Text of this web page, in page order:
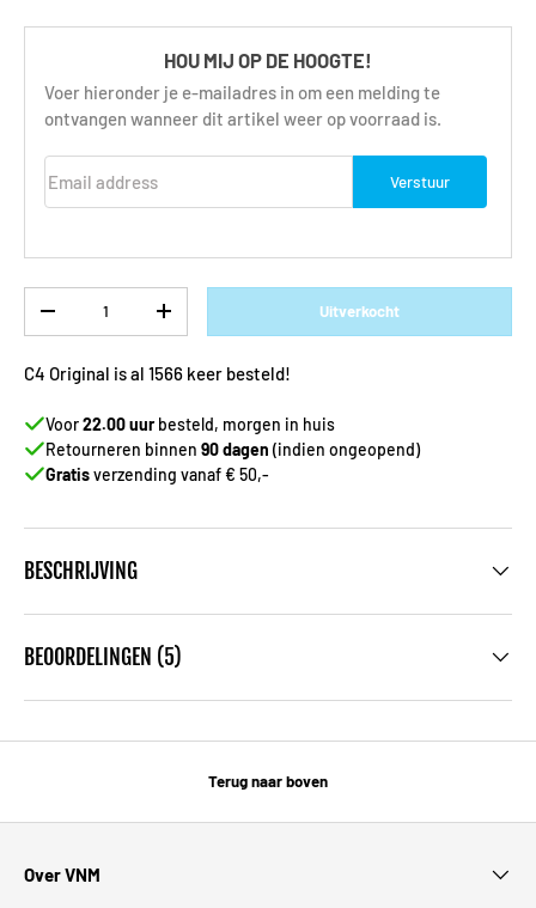
HOU MIJ OP DE HOOGTE!
Voer hieronder je e-mailadres in om een melding te
ontvangen wanneer dit artikel weer op voorraad is.
Verstuur
-
+ Uitverkocht
C4 Original is al 1566 keer besteld!
Voor22.00 uurbesteld, morgen in huis
Retourneren binnen 90 dagen (indien ongeopend)
Gratisverzending vanaf € 50,-
BESCHRIJVING
BEOORDELINGEN (5)
Terug naar boven
Over VNM